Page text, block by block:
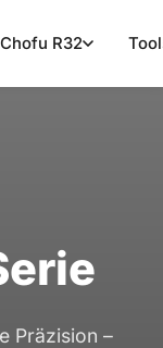
Chofu R32
Präzision –